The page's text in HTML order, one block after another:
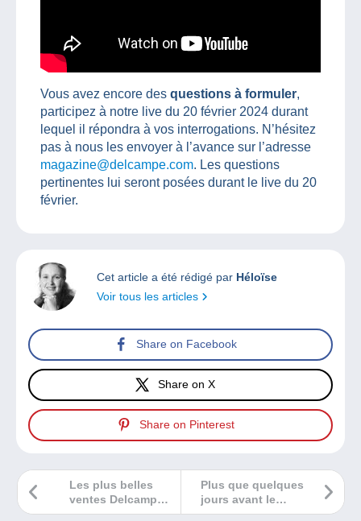
Vous avez encore des questions à formuler,
participez à notre live du 20 février 2024 durant
lequel il répondra à vos interrogations. N’hésitez
pas à nous les envoyer à l’avance sur l’adresse
magazine@delcampe.com. Les questions
pertinentes lui seront posées durant le live du 20
février.
Cet article a été rédigé par Héloïse
Voir tous les articles
Share on Facebook
Share on X
Share on Pinterest
Plus que quelques
jours avant le
Salon
Les plus belles
ventes Delcampe
février 2024